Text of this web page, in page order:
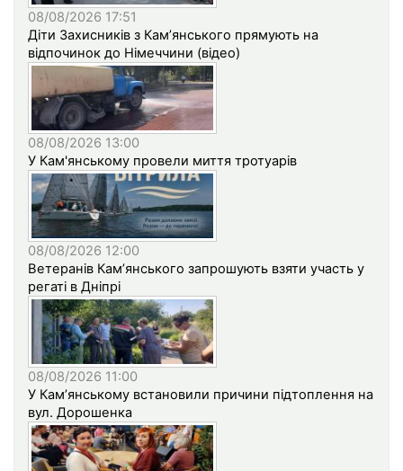
08/08/2026 17:51
Діти Захисників з Кам’янського прямують на
відпочинок до Німеччини (відео)
08/08/2026 13:00
У Кам'янському провели миття тротуарів
08/08/2026 12:00
Ветеранів Кам’янського запрошують взяти участь у
регаті в Дніпрі
08/08/2026 11:00
У Кам’янському встановили причини підтоплення на
вул. Дорошенка